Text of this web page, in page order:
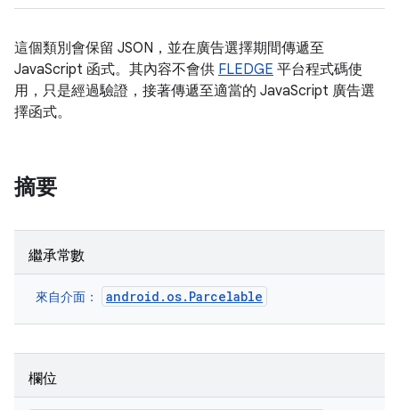
這個類別會保留 JSON，並在廣告選擇期間傳遞至
JavaScript 函式。其內容不會供 FLEDGE 平台程式碼使
用，只是經過驗證，接著傳遞至適當的 JavaScript 廣告選
擇函式。
摘要
繼承常數
來自介面： android.os.Parcelable
欄位